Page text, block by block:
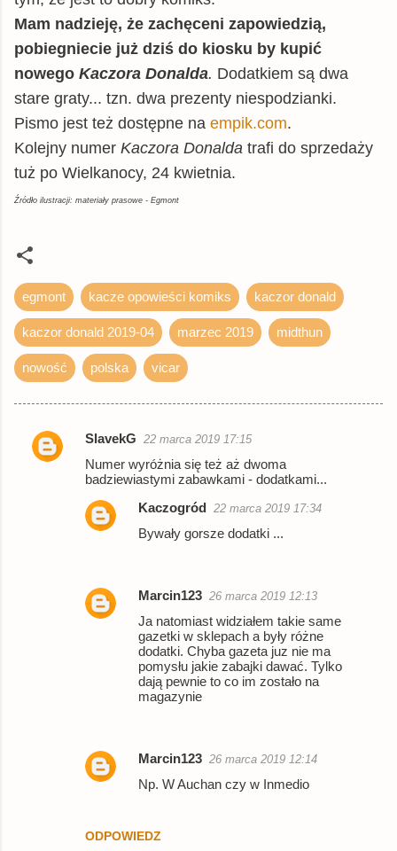
Mam nadzieję, że zachęceni zapowiedzią,
pobiegniecie już dziś do kiosku by kupić
nowego Kaczora Donalda. Dodatkiem są dwa
stare graty... tzn. dwa prezenty niespodzianki.
Pismo jest też dostępne na empik.com.
Kolejny numer Kaczora Donalda trafi do sprzedaży
tuż po Wielkanocy, 24 kwietnia.
Źródło ilustracji: materiały prasowe - Egmont
egmont kacze opowieści komiks kaczor donald
kaczor donald 2019-04 marzec 2019 midthun
nowość polska vicar
K
SlavekG 22 marca 2019 17:15
Numer wyróżnia się też aż dwoma
badziewiastymi zabawkami - dodatkami...
ODPOWIEDZ
Kaczogród 22 marca 2019 17:34
Bywały gorsze dodatki ...
Marcin123 26 marca 2019 12:13
Ja natomiast widziałem takie same
gazetki w sklepach a były różne
dodatki. Chyba gazeta juz nie ma
pomysłu jakie zabajki dawać. Tylko
dają pewnie to co im zostało na
magazynie
Marcin123 26 marca 2019 12:14
Np. W Auchan czy w Inmedio